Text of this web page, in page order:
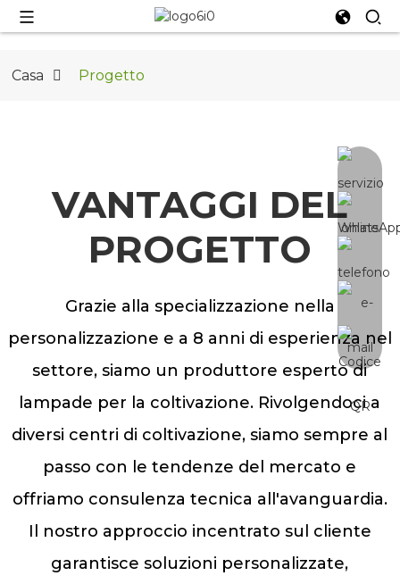
Casa Progetto
VANTAGGI DEL
PROGETTO
Grazie alla specializzazione nella
personalizzazione e a 8 anni di esperienza nel
settore, siamo un produttore esperto di
lampade per la coltivazione. Rivolgendoci a
diversi centri di coltivazione, siamo sempre al
passo con le tendenze del mercato e
offriamo consulenza tecnica all'avanguardia.
Il nostro approccio incentrato sul cliente
garantisce soluzioni personalizzate,